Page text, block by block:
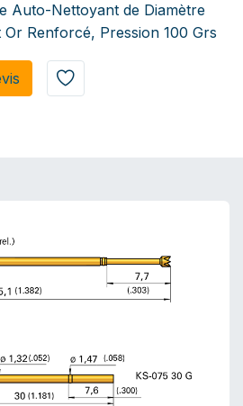
Auto-Nettoyant de Diamètre
Or Renforcé, Pression 100 Grs